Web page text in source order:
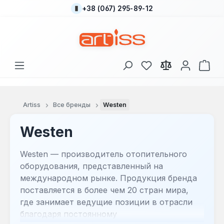
Перейти к основному содержанию
+38 (067) 295-89-12
У вас есть товары
В
Artiss Все бренды Westen
Westen
Westen — производитель отопительного
оборудования, представленный на
международном рынке. Продукция бренда
поставляется в более чем 20 стран мира,
где занимает ведущие позиции в отрасли
благодаря постоянному